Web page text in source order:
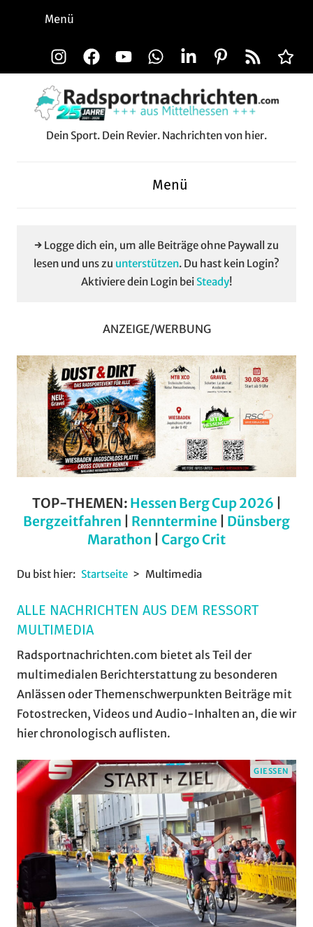
InstagramFacebookYouTubeWhatsAppLinkedInPinterest
RSS-
Feed
Alle
Menü
Dein Sport. Dein Revier. Nachrichten von hier.
Menü
→ Logge dich ein, um alle Beiträge ohne Paywall zu
lesen und uns zu unterstützen. Du hast kein Login?
Aktiviere dein Login bei Steady!
ANZEIGE/WERBUNG
TOP-THEMEN: Hessen Berg Cup 2026
Bergzeitfahren
Renntermine
Dünsberg
Marathon
Cargo Crit
Du bist hier: Startseite Multimedia
ALLE NACHRICHTEN AUS DEM RESSORT
MULTIMEDIA
Radsportnachrichten.com bietet als Teil der
multimedialen Berichterstattung zu besonderen
Anlässen oder Themenschwerpunkten Beiträge mit
Fotostrecken, Videos und Audio-Inhalten an, die wir
hier chronologisch auflisten.
GIESSEN